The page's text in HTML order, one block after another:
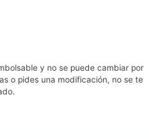
y no se puede cambiar por
o pides una modificación, no se te